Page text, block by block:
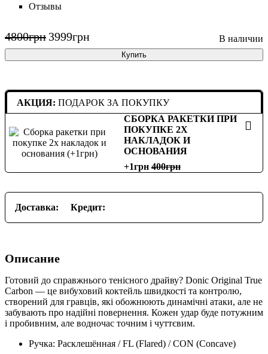
Отзывы
4800грн 3999грн
Купить
АКЦИЯ: ПОДАРОК ЗА ПОКУПКУ
СБОРКА РАКЕТКИ ПРИ
ПОКУПКЕ 2Х
НАКЛАДОК И
ОСНОВАНИЯ
+1грн 400
Доставка: Кредит:
Описание
Готовий до справжнього тенісного драйву? Donic Original True
Carbon — це вибуховий коктейль швидкості та контролю,
створений для гравців, які обожнюють динамічні атаки, але не
забувають про надійні повернення. Кожен удар буде потужним
і пробивним, але водночас точним і чуттєвим.
Ручка: Расклешённая / FL (Flared) / CON (Concave)